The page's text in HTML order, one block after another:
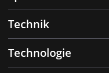
Technik
Technologie